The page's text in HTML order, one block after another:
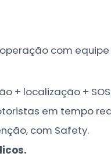
com
+ localização +
em tempo
com Safety.